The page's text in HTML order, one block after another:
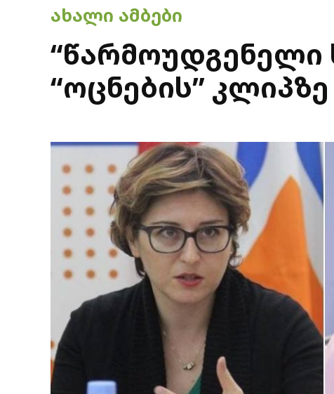
POSTED
ᲐᲮᲐᲚᲘ ᲐᲛᲑᲔᲑᲘ
“წარმოუდგენელი
“ოცნების” კლიპზე